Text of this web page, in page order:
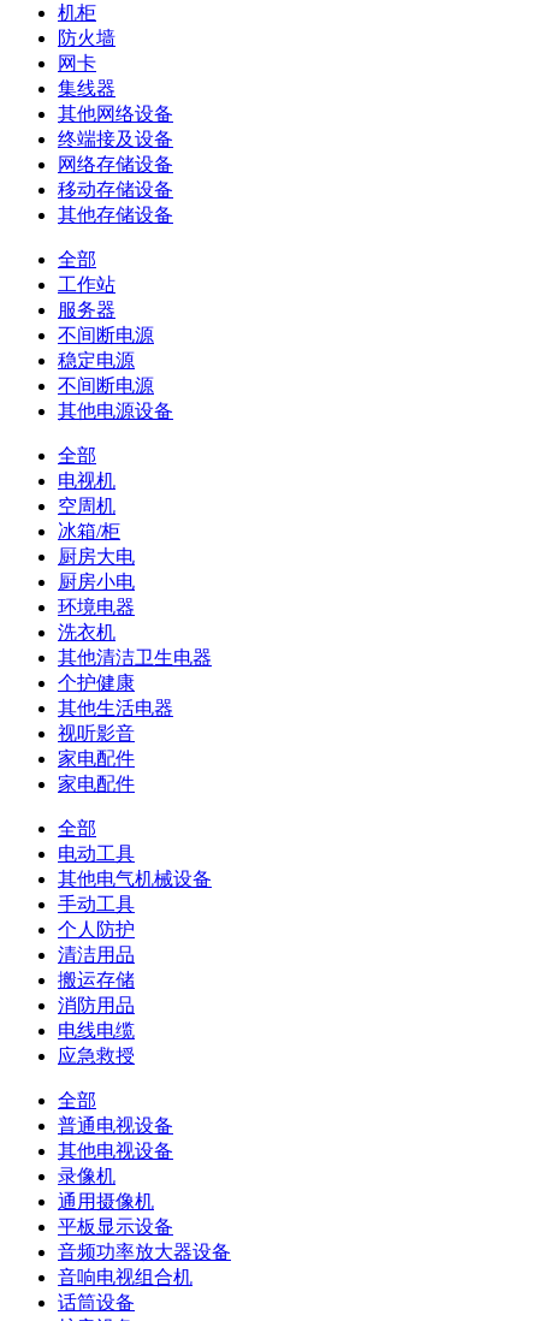
机柜
防火墙
网卡
集线器
其他网络设备
终端接及设备
网络存储设备
移动存储设备
其他存储设备
全部
工作站
服务器
不间断电源
稳定电源
不间断电源
其他电源设备
全部
电视机
空周机
冰箱/柜
厨房大电
厨房小电
环境电器
洗衣机
其他清洁卫生电器
个护健康
其他生活电器
视听影音
家电配件
家电配件
全部
电动工具
其他电气机械设备
手动工具
个人防护
清洁用品
搬运存储
消防用品
电线电缆
应急救授
全部
普通电视设备
其他电视设备
录像机
通用摄像机
平板显示设备
音频功率放大器设备
音响电视组合机
话筒设备